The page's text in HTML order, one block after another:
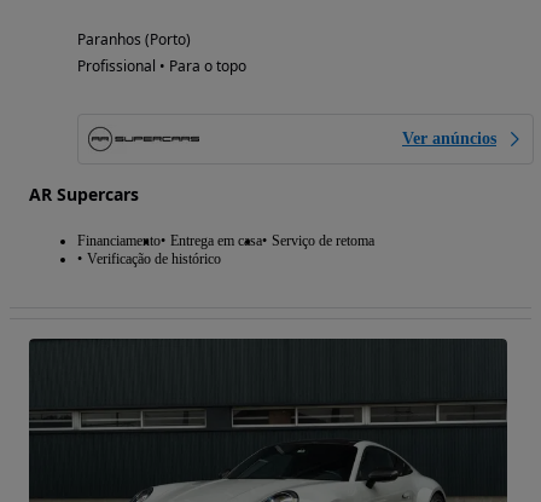
Paranhos (Porto)
Profissional • Para o topo
Ver anúncios
AR Supercars
Financiamento Entrega em casa Serviço de retoma
Verificação de histórico